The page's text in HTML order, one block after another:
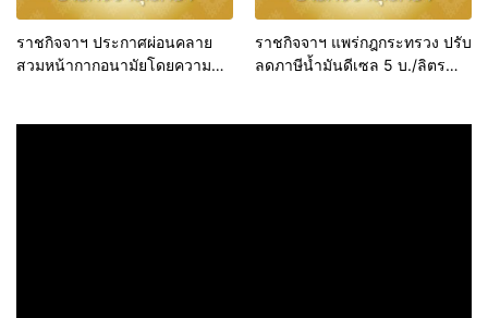
ราชกิจจาฯ ประกาศผ่อนคลาย
สวมหน้ากากอนามัยโดยความ
ราชกิจจาฯ แพร่กฎกระทรวง ปรับ
ลดภาษีน้ำมันดีเซล 5 บ./ลิตร